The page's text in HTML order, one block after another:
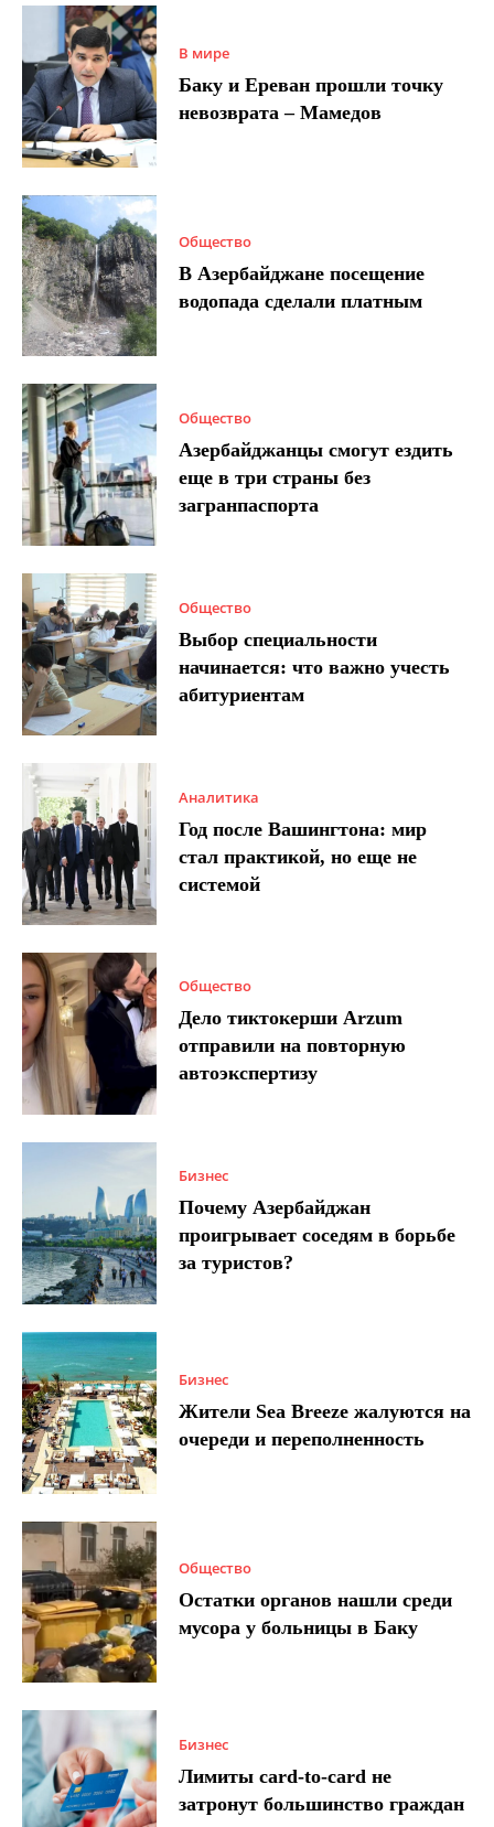
В мире
Баку и Ереван прошли точку
невозврата – Мамедов
Общество
В Азербайджане посещение
водопада сделали платным
Общество
Азербайджанцы смогут ездить
еще в три страны без
загранпаспорта
Общество
Выбор специальности
начинается: что важно учесть
абитуриентам
Аналитика
Год после Вашингтона: мир
стал практикой, но еще не
системой
Общество
Дело тиктокерши Arzum
отправили на повторную
автоэкспертизу
Бизнес
Почему Азербайджан
проигрывает соседям в борьбе
за туристов?
Бизнес
Жители Sea Breeze жалуются на
очереди и переполненность
Общество
Остатки органов нашли среди
мусора у больницы в Баку
Бизнес
Лимиты card-to-card не
затронут большинство граждан